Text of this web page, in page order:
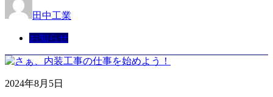
田中工業
お知らせ
2024年8月5日